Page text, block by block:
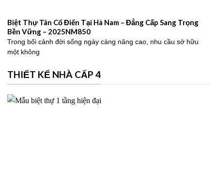
Biệt Thự Tân Cổ Điển Tại Hà Nam – Đẳng Cấp Sang Trọng
Bền Vững – 2025NM850
Trong bối cảnh đời sống ngày càng nâng cao, nhu cầu sở hữu
một không
THIẾT KẾ NHÀ CẤP 4